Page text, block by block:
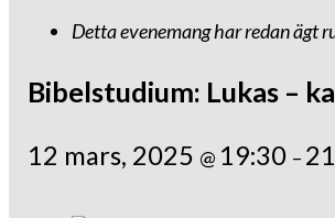
Detta evenemang har redan ägt
Bibelstudium: Lukas –
12 mars, 2025 @ 19:30 –